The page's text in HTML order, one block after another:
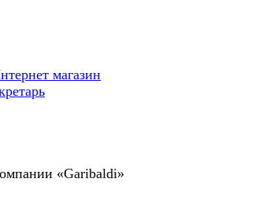
магазин
«Garibaldi»